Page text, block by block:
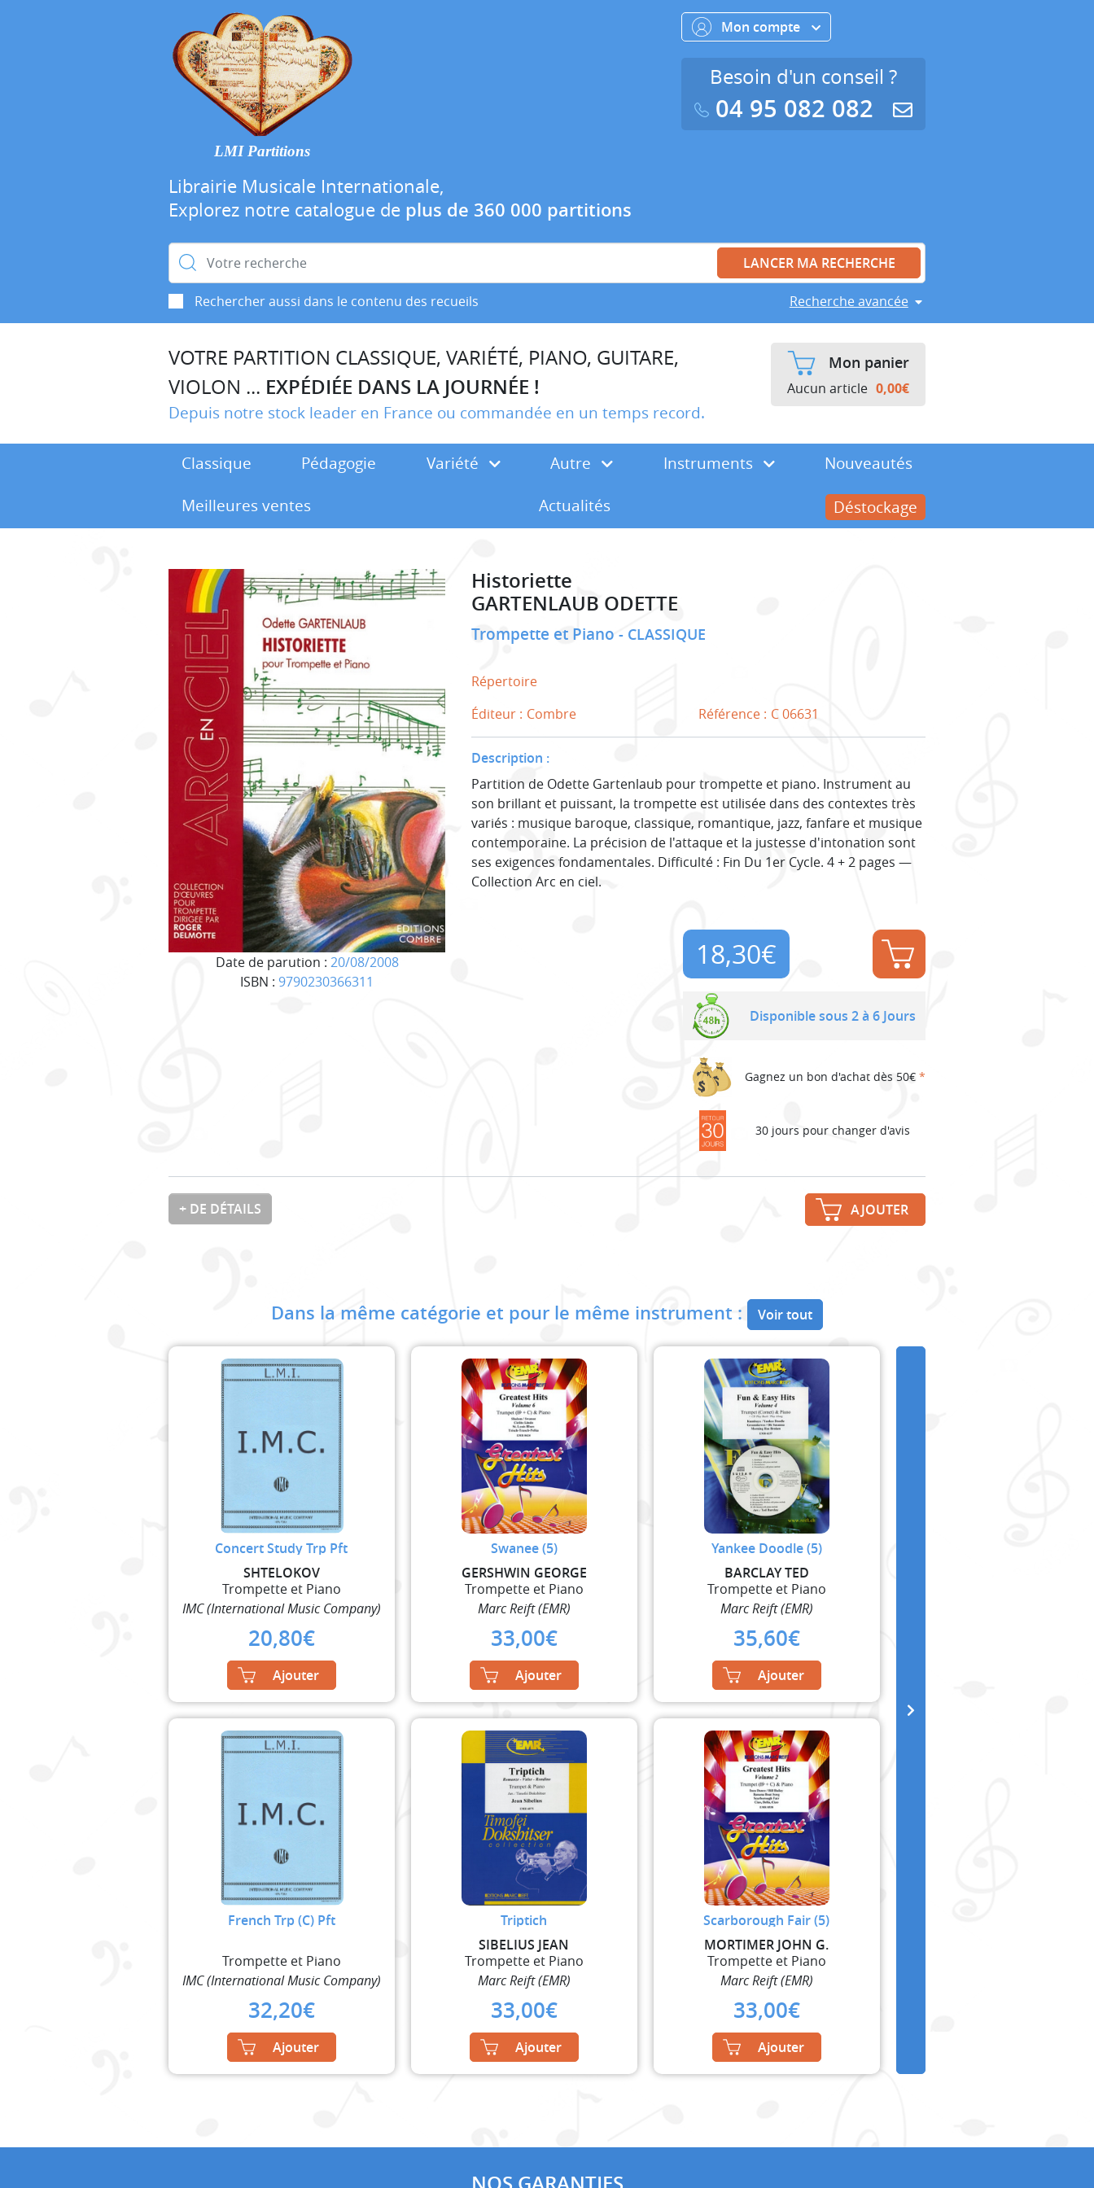
LMI Partitions
Librairie Musicale Internationale,
Explorez notre catalogue de plus de 360 000 partitions
Rechercher :
Rechercher aussi dans le contenu des recueils Recherche avancée
Mon compte
Besoin d'un conseil ?
04 95 082 082
VOTRE PARTITION CLASSIQUE, VARIÉTÉ, PIANO, GUITARE,
VIOLON ... EXPÉDIÉE DANS LA JOURNÉE !
Depuis notre stock leader en France ou commandée en un temps record.
Mon panier
Aucun article 0,00€
Classique Pédagogie Variété Autre Instruments
Nouveautés
Meilleures ventes
Actualités Déstockage
Date de parution : 20/08/2008
ISBN : 9790230366311
Historiette
GARTENLAUB ODETTE
Trompette et Piano CLASSIQUE
Répertoire
Éditeur : Combre Référence : C 06631
Description :
Partition de Odette Gartenlaub pour trompette et piano. Instrument au
son brillant et puissant, la trompette est utilisée dans des contextes très
variés : musique baroque, classique, romantique, jazz, fanfare et musique
contemporaine. La précision de l'attaque et la justesse d'intonation sont
ses exigences fondamentales. Difficulté : Fin Du 1er Cycle. 4 + 2 pages —
Collection Arc en ciel.
18,30€
Disponible sous 2 à 6 Jours
Gagnez un bon d'achat dès 50€ *
30 jours pour changer d'avis
+ DE DÉTAILS AJOUTER
Dans la même catégorie et pour le même instrument : Voir tout
Concert Study Trp Pft
SHTELOKOV
Trompette et Piano
IMC (International Music Company)
20,80€
Ajouter
Swanee (5)
GERSHWIN GEORGE
Trompette et Piano
Marc Reift (EMR)
33,00€
Ajouter
Yankee Doodle (5)
BARCLAY TED
Trompette et Piano
Marc Reift (EMR)
35,60€
Ajouter
French Trp (C) Pft
Trompette et Piano
IMC (International Music Company)
32,20€
Ajouter
Triptich
SIBELIUS JEAN
Trompette et Piano
Marc Reift (EMR)
33,00€
Ajouter
Scarborough Fair (5)
MORTIMER JOHN G.
Trompette et Piano
Marc Reift (EMR)
33,00€
Ajouter
NOS GARANTIES